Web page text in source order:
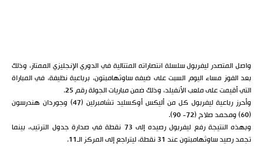
واصل المتصدر ليفربول سلسلة انتصاراته المتتالية في الدوري الإنجليزي الممتاز، وذلك
بعد الفوز مساء اليوم السبت على ضيفه ساوثهامبتون، برباعية نظيفة، في المباراة
التي أقيمت على ملعب الأنفيلد، وذلك ضمن مباريات الجولة رقم 25.
وأحرز رباعية ليفربول كل من أليكس أوكسليد تشامبرلين (47) وجوردان هندرسون
(60) ومحمد صلاح (72- 90).
وبهذه النتيجة رفع ليفربول رصيده إلى 73 نقطة في صدارة جدول الترتيب، بينما
تجمد رصيد ساوثهامبتون عند 31 نقطة، ليتراجع إلى المركز الـ11.